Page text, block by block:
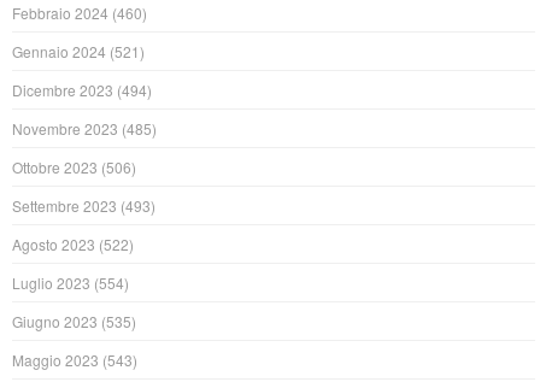
Febbraio 2024 (460)
Gennaio 2024 (521)
Dicembre 2023 (494)
Novembre 2023 (485)
Ottobre 2023 (506)
Settembre 2023 (493)
Agosto 2023 (522)
Luglio 2023 (554)
Giugno 2023 (535)
Maggio 2023 (543)